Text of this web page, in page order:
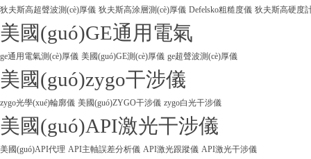
狄夫斯高超聲波測(cè)厚儀 狄夫斯高涂層測(cè)厚儀 Defelsko粗糙度儀 狄夫斯高硬度
美國(guó)GE通用電氣
ge通用電氣測(cè)厚儀 美國(guó)GE測(cè)厚儀 ge超聲波測(cè)厚儀
美國(guó)zygo干涉儀
zygo光學(xué)輪廓儀 美國(guó)ZYGO干涉儀 zygo白光干涉儀
美國(guó)API激光干涉儀
美國(guó)API代理 API主軸誤差分析儀 API激光跟蹤儀 API激光干涉儀